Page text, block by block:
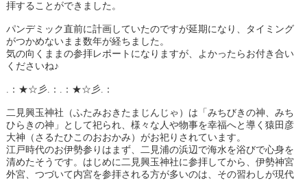
拝することができました。
パンデミック直前に計画していたのですが延期になり、タイミング
がつかめないまま数年が経ちました。
気の向くままの参拝レポートになりますが、よかったらお付き合い
くださいね♪
.：★☆彡.：.：★☆彡.：
二見興玉神社（ふたみおきたまじんじゃ）は「みちびきの神、みち
ひらきの神」として祀られ、様々な人や物事を幸福へと導く猿田彦
大神（さるたひこのおおかみ）がお祀りされています。
江戸時代のお伊勢参りはまず、二見浦の浜辺で海水を浴びで心身を
清めたそうです。はじめに二見興玉神社に参拝してから、伊勢神宮
外宮、つづいて内宮を参拝される方が多いのは、その習わしが現代